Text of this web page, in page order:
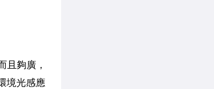
且夠廣，
境光感應